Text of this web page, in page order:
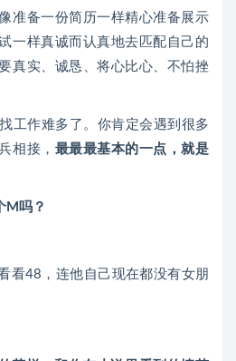
准备一份简历一样精心准备展示
一样真诚而认真地去匹配自己的
真实、诚恳、将心比心、不怕挫
工作难多了。你肯定会遇到很多
相接， 最最最基本的一点，就是
M吗？
看48，连他自己现在都没有女朋